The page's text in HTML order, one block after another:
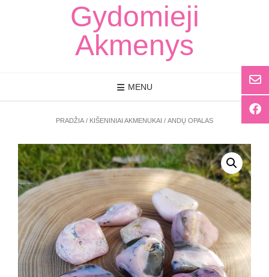
Gydomieji
Akmenys
MENU
PRADŽIA / KIŠENINIAI AKMENUKAI / ANDŲ OPALAS